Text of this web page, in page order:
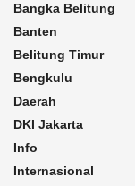
Bangka Belitung
Banten
Belitung Timur
Bengkulu
Daerah
DKI Jakarta
Info
Internasional